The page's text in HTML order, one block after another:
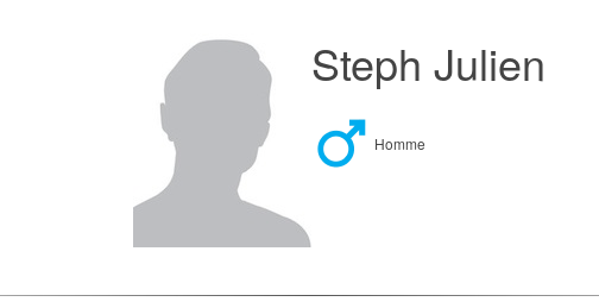
Steph Julien
Homme